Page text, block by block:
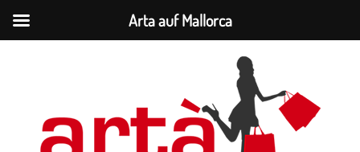
Arta auf Mallorca